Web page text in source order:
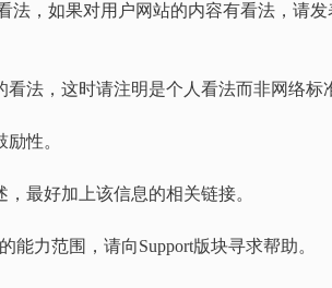
法，如果对用户网站的内容有看法，请
法，这时请注明是个人看法而非网络标
性。
最好加上该信息的相关链接。
能力范围，请向Support版块寻求帮助。